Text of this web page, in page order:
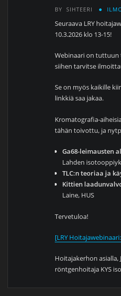
BY SIHTEERI
Seuraava LRY
10.3.2026 klo 13-15!
Webinaari on tuttuun
siihen tarvitse
Se on myös kaikille
linkkiä saa jakaa.
Kromatografia-
tähän toivottu, ja
Ga68-leimausten
Lahden
TLC:n teoriaa ja
Kittien
Laine, HUS
Tervetuloa!
[LRY
Hoitajakerhon asialla,
röntgenhoitaja KYS